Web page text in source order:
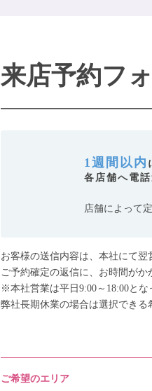
来店予約フ
1週間以内
各店舗へ電
店舗によって
お客様の送信内容は、本社にて翌
ご予約確定の返信に、お時間がか
※本社営業は平日9:00～18:00とな
弊社長期休業の場合は選択できる
ご希望のエリア